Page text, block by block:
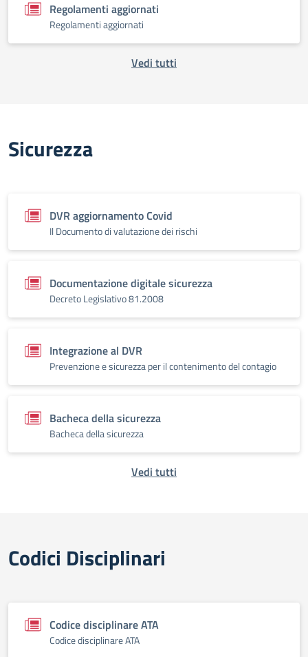
Regolamenti aggiornati
Regolamenti aggiornati
Vedi tutti
Sicurezza
DVR aggiornamento Covid
Il Documento di valutazione dei rischi
Documentazione digitale sicurezza
Decreto Legislativo 81.2008
Integrazione al DVR
Prevenzione e sicurezza per il contenimento del contagio
Bacheca della sicurezza
Bacheca della sicurezza
Vedi tutti
Codici Disciplinari
Codice disciplinare ATA
Codice disciplinare ATA